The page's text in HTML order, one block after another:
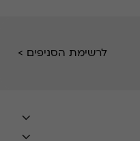
לרשימת הסניפים >